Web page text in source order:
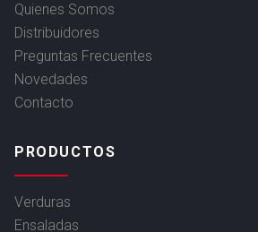
Quienes Somos
Distribuidores
Preguntas Frecuentes
Novedades
Contacto
PRODUCTOS
Verduras
Ensaladas